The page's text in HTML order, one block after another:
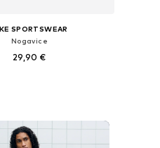
SPORTSWEAR
Nogavice
29,90 €